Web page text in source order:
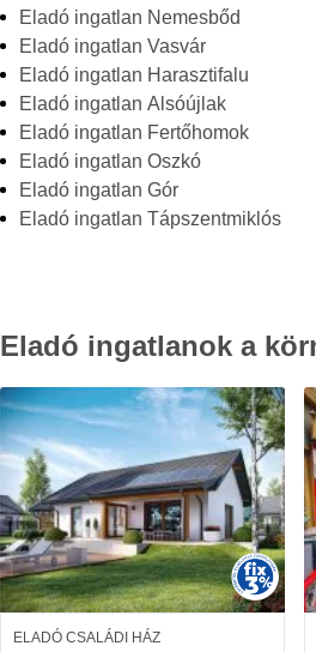
Eladó ingatlan Nemesbőd
Eladó ingatlan Vasvár
Eladó ingatlan Harasztifalu
Eladó ingatlan Alsóújlak
Eladó ingatlan Fertőhomok
Eladó ingatlan Oszkó
Eladó ingatlan Gór
Eladó ingatlan Tápszentmiklós
Eladó ingatlanok a
ELADÓ CSALÁDI HÁZ